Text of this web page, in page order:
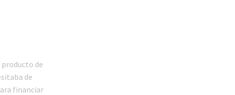
producto de
de
financiar